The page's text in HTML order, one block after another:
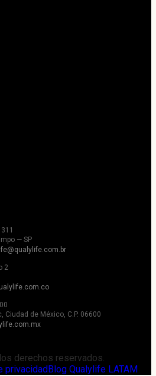
— SP
2
Ciudad de México, C.P. 06600
derechos reservados.
privacidad Blog Qualylife LATAM